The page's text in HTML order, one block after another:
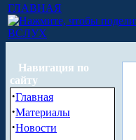
ГЛАВНАЯ
ВСЛУХ
Навигация по
сайту
·Главная
·Материалы
·Новости